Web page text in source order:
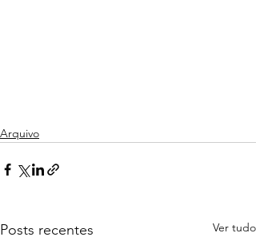
Arquivo
Posts recentes Ver tudo